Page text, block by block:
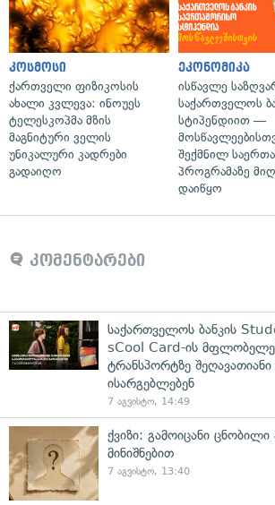
კოსმოსი
ქართველი ფიზიკოსის
ახალი კვლევა: ინოუეს
ტელესკოპმა მზის
მაგნიტური ველის
უნიკალური კადრები
გადაიღო
ეკონომიკა
ისწავლე
საქართველოს
სტიპენდიით —
შექმნილ
პროგრამაზე
დაიწყო
კომენტარები
საქართველოს ბანკის
sCool Card-ის
ტრანსპორტზე
ისარგებლებენ
7 აგვისტო, 14:49
ქვიზი: გამოიცანი
მინიშნებით
7 აგვისტო, 13:40